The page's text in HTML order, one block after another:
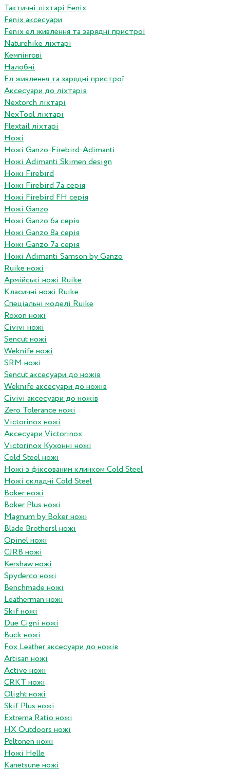
Тактичні ліхтарі Fenix
Fenix аксесуари
Fenix ел живлення та зарядні пристрої
Naturehike ліхтарі
Кемпінгові
Налобні
Ел живлення та зарядні пристрої
Аксесуари до ліхтарів
Nextorch ліхтарі
NexTool ліхтарі
Flextail ліхтарі
Ножі
Ножі Ganzo-Firebird-Adimanti
Ножі Adimanti Skimen design
Ножі Firebird
Ножі Firebird 7а серія
Ножі Firebird FH серія
Ножі Ganzo
Ножі Ganzo 6а серія
Ножі Ganzo 8а серія
Ножі Ganzo 7а серія
Ножі Adimanti Samson by Ganzo
Ruike ножі
Армійські ножі Ruike
Класичні ножі Ruike
Спеціальні моделі Ruike
Roxon ножi
Civivi ножі
Sencut ножі
Weknife ножі
SRM ножі
Sencut аксесуари до ножів
Weknife аксесуари до ножів
Civivi аксесуари до ножів
Zero Tolerance ножі
Victorinox ножі
Аксесуари Victorinox
Victorinox Кухонні ножі
Cold Steel ножі
Ножі з фіксованим клинком Cold Steel
Ножі складні Cold Steel
Boker ножі
Boker Plus ножі
Magnum by Boker ножі
Blade Brothersl ножі
Opinel ножі
CJRB ножі
Kershaw ножі
Spyderco ножі
Benchmade ножі
Leatherman ножі
Skif ножі
Due Cigni ножі
Buck ножі
Fox Leather аксесуари до ножів
Artisan ножі
Active ножі
CRKT ножі
Olight ножі
Skif Plus ножі
Extrema Ratio ножі
HX Outdoors ножі
Peltonen ножі
Ножі Helle
Kanetsune ножі